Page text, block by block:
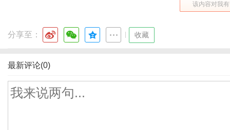
该内容对我
分享至： 收藏
最新评论(0)